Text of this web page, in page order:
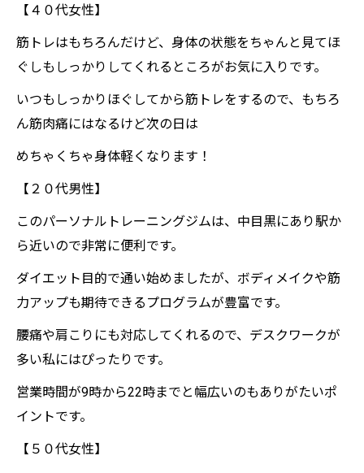
【４０代女性】
筋トレはもちろんだけど、身体の状態をちゃんと見てほ
ぐしもしっかりしてくれるところがお気に入りです。
いつもしっかりほぐしてから筋トレをするので、もちろ
ん筋肉痛にはなるけど次の日は
めちゃくちゃ身体軽くなります！
【２０代男性】
このパーソナルトレーニングジムは、中目黒にあり駅か
ら近いので非常に便利です。
ダイエット目的で通い始めましたが、ボディメイクや筋
力アップも期待できるプログラムが豊富です。
腰痛や肩こりにも対応してくれるので、デスクワークが
多い私にはぴったりです。
営業時間が9時から22時までと幅広いのもありがたいポ
イントです。
【５０代女性】